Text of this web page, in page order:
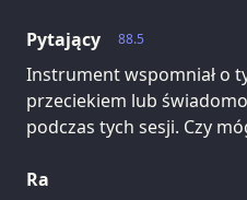
88.5
Pytający
Instrument wspomniał o
przeciekiem lub
podczas tych sesji. Czy
Ra